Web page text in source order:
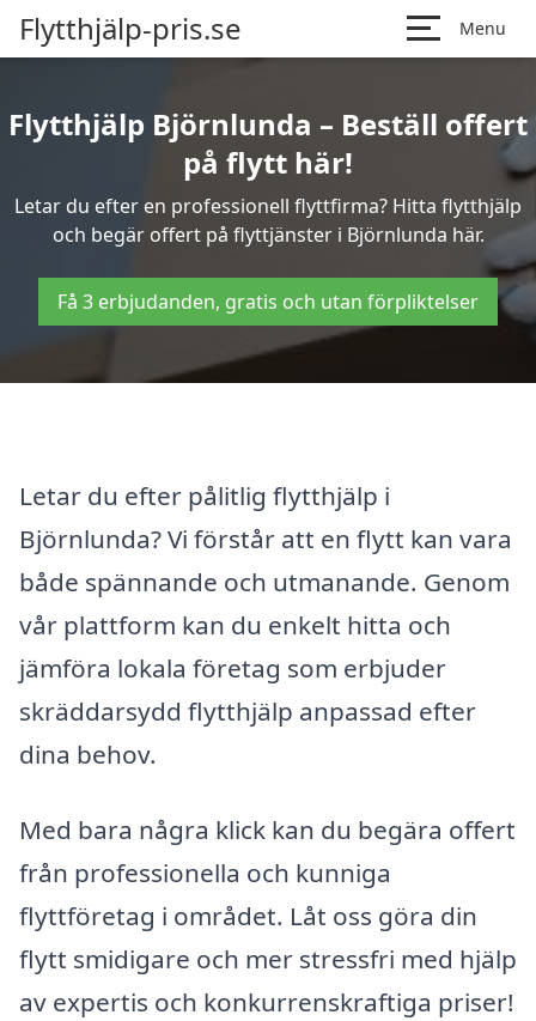
Flytthjälp-pris.se Menu
Flytthjälp Björnlunda – Beställ offert
på flytt här!
Letar du efter en professionell flyttfirma? Hitta flytthjälp
och begär offert på flyttjänster i Björnlunda här.
Få 3 erbjudanden, gratis och utan förpliktelser
Letar du efter pålitlig flytthjälp i
Björnlunda? Vi förstår att en flytt kan vara
både spännande och utmanande. Genom
vår plattform kan du enkelt hitta och
jämföra lokala företag som erbjuder
skräddarsydd flytthjälp anpassad efter
dina behov.
Med bara några klick kan du begära offert
från professionella och kunniga
flyttföretag i området. Låt oss göra din
flytt smidigare och mer stressfri med hjälp
av expertis och konkurrenskraftiga priser!